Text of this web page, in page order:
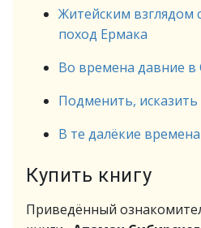
Житейским взглядом
поход Ермака
Во времена давние
Подменить, исказить
В те далёкие
Купить книгу
Приведённый